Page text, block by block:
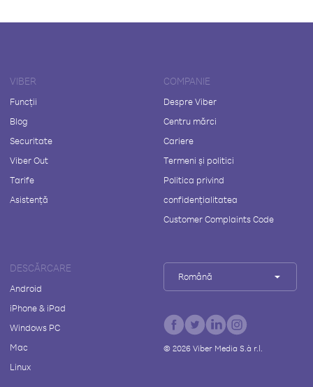
VIBER
Funcții
Blog
Securitate
Viber Out
Tarife
Asistență
COMPANIE
Despre Viber
Centru mărci
Cariere
Termeni și politici
Politica privind
confidențialitatea
Customer Complaints Code
DESCĂRCARE
Android
iPhone & iPad
Windows PC
Mac
Linux
Română
© 2026Viber Media S.à r.l.